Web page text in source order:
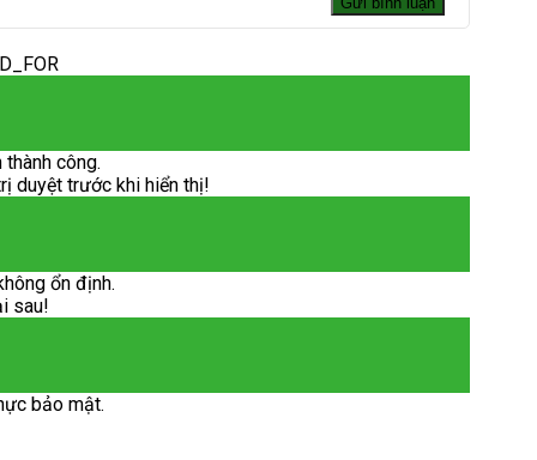
công.
duyệt trước khi hiển thị!
ổn định.
sau!
bảo mật.